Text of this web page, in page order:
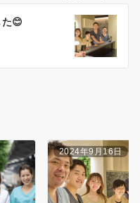
😊
2024年9月16日